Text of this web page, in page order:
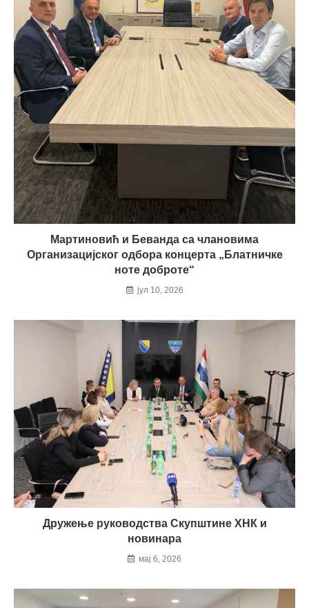
Мартиновић и Беванда са члановима
Организацијског одбора концерта „Блатничке
ноте доброте“
јул 10, 2026
Дружење руководства Скупштине ХНК и
новинара
мај 6, 2026